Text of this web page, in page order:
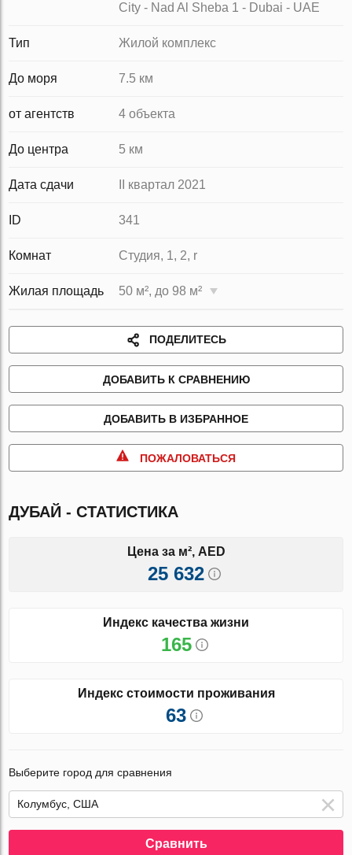
City - Nad Al Sheba 1 - Dubai - UAE
Тип Жилой комплекс
До моря 7.5 км
от агентств 4 объекта
До центра 5 км
Дата сдачи II квартал 2021
ID 341
Комнат Студия, 1, 2, r
Жилая площадь 50 м², до 98 м²
ПОДЕЛИТЕСЬ
ДОБАВИТЬ К СРАВНЕНИЮ
ДОБАВИТЬ В ИЗБРАННОЕ
ПОЖАЛОВАТЬСЯ
ДУБАЙ - СТАТИСТИКА
Цена за м², AED
25 632
Индекс качества жизни
165
Индекс стоимости проживания
63
Выберите город для сравнения
Сравнить